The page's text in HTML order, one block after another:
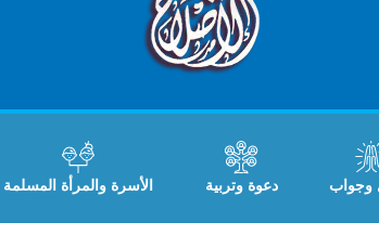
وجواب دعوة وتربية الأسرة والمرأة المسلمة